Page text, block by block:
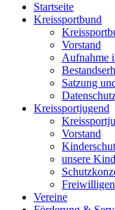
Startseite
Kreissportbund
Vorstand
Aufnahme
Satzung
Kreissportjugend
Vorstand
unsere
Vereine